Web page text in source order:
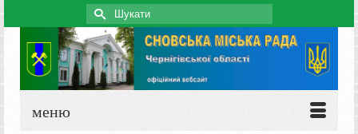
Search
for:
меню